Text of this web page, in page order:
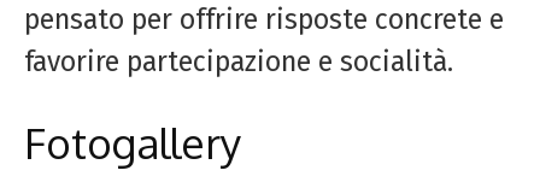
pensato per offrire risposte concrete e
favorire partecipazione e socialità.
Fotogallery